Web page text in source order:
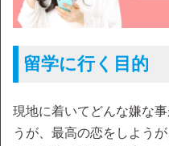
留学に行く目的
現地に着いてどんな嫌な
うが、最高の恋をしよう